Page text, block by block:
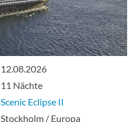
12.08.2026
11 Nächte
Scenic Eclipse II
Stockholm / Europa